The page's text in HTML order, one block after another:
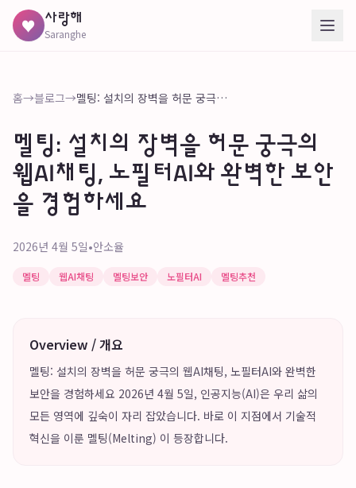
♥ 사랑해
Saranghe
홈→블로그→ 멜팅: 설치의 장벽을 허문 궁극의 웹AI채팅, 노필터AI와 완벽한 보안을 경험하세요
멜팅: 설치의 장벽을 허문 궁극의
웹AI채팅, 노필터AI와 완벽한 보안
을 경험하세요
2026년 4월 5일•안소율
멜팅 웹AI채팅 멜팅보안 노필터AI 멜팅추천
Overview / 개요
멜팅: 설치의 장벽을 허문 궁극의 웹AI채팅, 노필터AI와 완벽한
보안을 경험하세요 2026년 4월 5일, 인공지능(AI)은 우리 삶의
모든 영역에 깊숙이 자리 잡았습니다. 바로 이 지점에서 기술적
혁신을 이룬 멜팅(Melting) 이 등장합니다.